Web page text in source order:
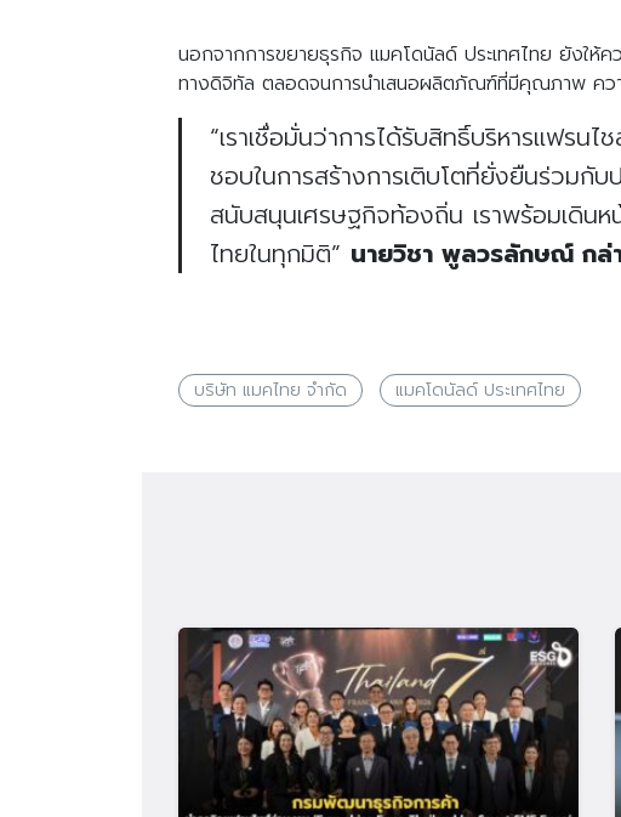
นอกจากการขยายธุรกิจ แมคโดนัลด์ ประเทศไทย ยังให้
ทางดิจิทัล ตลอดจนการนำเสนอผลิตภัณฑ์ที่มีคุณภาพ คว
“เราเชื่อมั่นว่าการได้รับสิทธิ์บริหารแฟรน
ชอบในการสร้างการเติบโตที่ยั่งยืนร่วมกั
สนับสนุนเศรษฐกิจท้องถิ่น เราพร้อมเดิน
ไทยในทุกมิติ” นายวิชา พูลวรลักษณ์ กล่
บริษัท แมคไทย จำกัด แมคโดนัลด์ ประเทศไทย